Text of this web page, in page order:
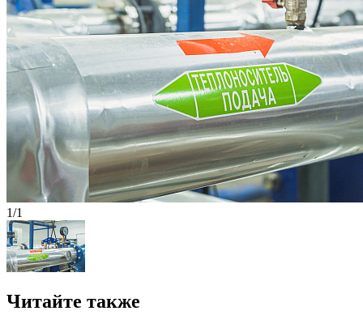
1/1
Читайте также